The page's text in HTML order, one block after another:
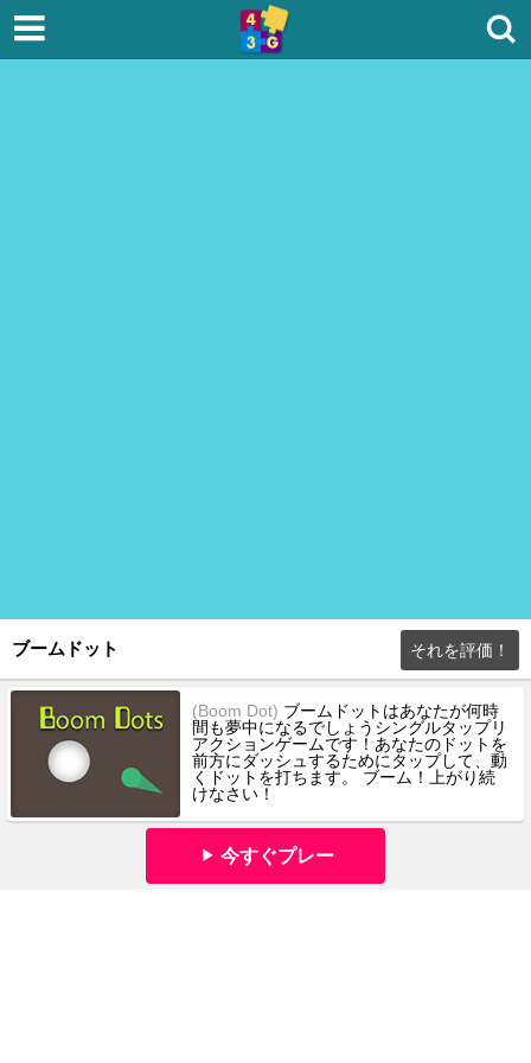
ブームドット それを評価！
(Boom Dot) ブームドットはあなたが何時
間も夢中になるでしょうシングルタップリ
アクションゲームです！あなたのドットを
前方にダッシュするためにタップして、動
くドットを打ちます。 ブーム！上がり続
けなさい！
今すぐプレー